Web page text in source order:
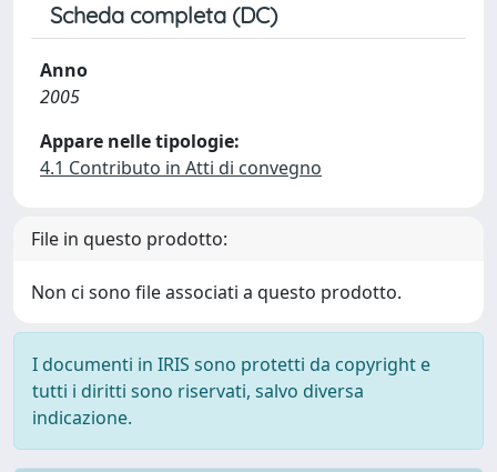
Scheda completa (DC)
Anno
2005
Appare nelle tipologie:
4.1 Contributo in Atti di convegno
File in questo prodotto:
Non ci sono file associati a questo prodotto.
I documenti in IRIS sono protetti da copyright e
tutti i diritti sono riservati, salvo diversa
indicazione.